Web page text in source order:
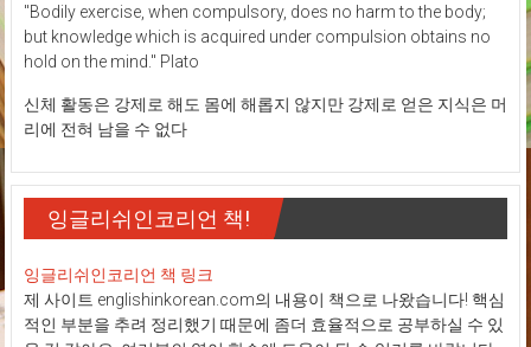
"Bodily exercise, when compulsory, does no harm to the body;
but knowledge which is acquired under compulsion obtains no
hold on the mind." Plato
신체 활동은 강제로 해도 몸에 해롭지 않지만 강제로 얻은 지식은 머
리에 전혀 남을 수 없다
잉글리쉬인코리언 책!
잉글리쉬인코리언 책 링크
제 사이트 englishinkorean.com의 내용이 책으로 나왔습니다! 핵심
적인 부분을 추려 정리했기 때문에 좀더 효율적으로 공부하실 수 있